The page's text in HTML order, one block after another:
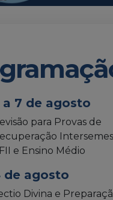
a 7 de agosto
para Provas de
e Ensino Médio
de agosto
Divina e